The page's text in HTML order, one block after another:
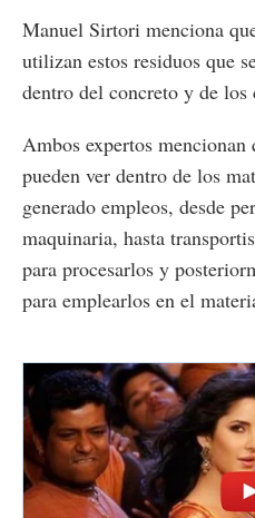
Manuel Sirtori menciona
utilizan estos residuos que
dentro del concreto y de los
Ambos expertos mencionan
pueden ver dentro de los
generado empleos, desde
maquinaria, hasta
para procesarlos y
para emplearlos en el